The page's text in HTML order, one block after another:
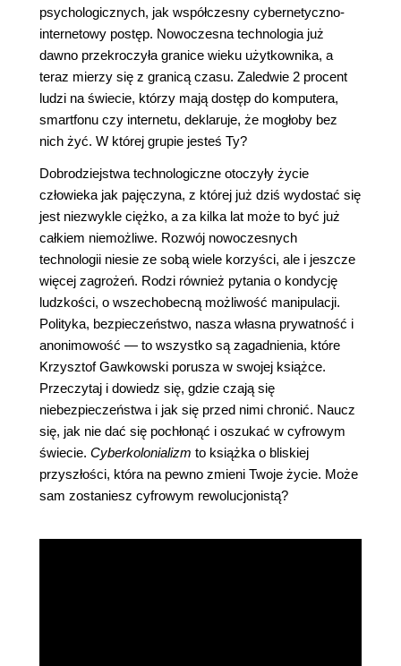
psychologicznych, jak współczesny cybernetyczno-
internetowy postęp. Nowoczesna technologia już
dawno przekroczyła granice wieku użytkownika, a
teraz mierzy się z granicą czasu. Zaledwie 2 procent
ludzi na świecie, którzy mają dostęp do komputera,
smartfonu czy internetu, deklaruje, że mogłoby bez
nich żyć. W której grupie jesteś Ty?
Dobrodziejstwa technologiczne otoczyły życie
człowieka jak pajęczyna, z której już dziś wydostać się
jest niezwykle ciężko, a za kilka lat może to być już
całkiem niemożliwe. Rozwój nowoczesnych
technologii niesie ze sobą wiele korzyści, ale i jeszcze
więcej zagrożeń. Rodzi również pytania o kondycję
ludzkości, o wszechobecną możliwość manipulacji.
Polityka, bezpieczeństwo, nasza własna prywatność i
anonimowość — to wszystko są zagadnienia, które
Krzysztof Gawkowski porusza w swojej książce.
Przeczytaj i dowiedz się, gdzie czają się
niebezpieczeństwa i jak się przed nimi chronić. Naucz
się, jak nie dać się pochłonąć i oszukać w cyfrowym
świecie. Cyberkolonializm to książka o bliskiej
przyszłości, która na pewno zmieni Twoje życie. Może
sam zostaniesz cyfrowym rewolucjonistą?